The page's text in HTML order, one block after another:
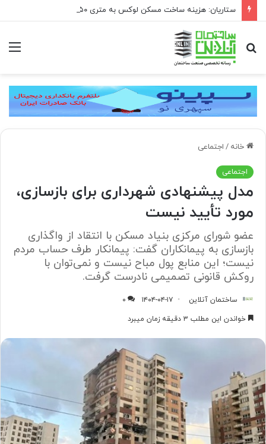
جستجو
برای
خانه / اجتماعی
اجتماعی
مدل پیشنهادی شهرداری برای بازسازی،
مورد تأیید نیست
عضو شورای مرکزی بنیاد مسکن با انتقاد از واگذاری
بازسازی به پیمانکاران گفت: پیمانکار طرف حساب مردم
نیست؛ این منابع پول مباح نیست و نمی‌توان با
روکش قانونی تصمیمی نادرست گرفت.
ساختمان آنلاین ۱۴۰۴-۰۴-۱۷
۰
خواندن این مطلب ۳ دقیقه زمان میبرد